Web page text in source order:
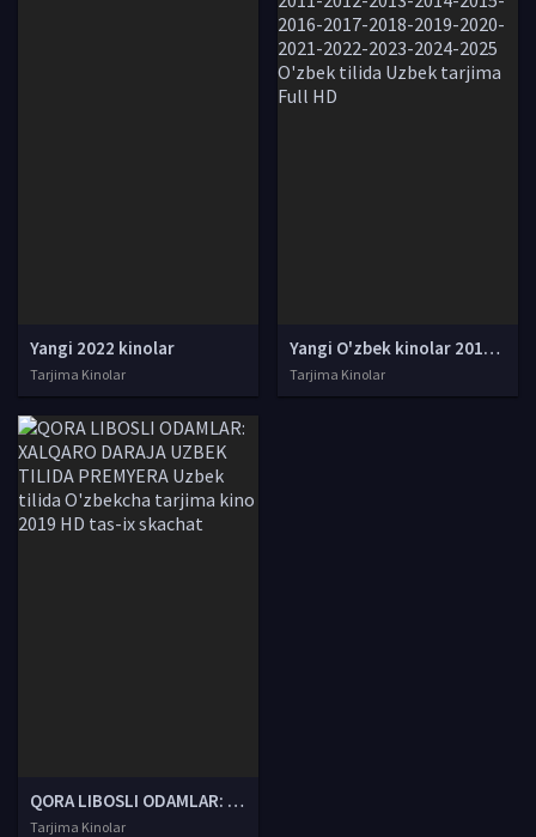
Yangi 2022 kinolar
Tarjima Kinolar
Yangi O'zbek kinolar 2010-2011-2012-2013-2014-2015-2016-2017-2018-2019-2020-2021-2022-2023-2024-2025 O'zbek tilida Uzbek tarjima Full HD
Tarjima Kinolar
QORA LIBOSLI ODAMLAR: XALQARO DARAJA UZBEK TILIDA PREMYERA Uzbek tilida O'zbekcha tarjima kino 2019 HD tas-ix skachat
Tarjima Kinolar